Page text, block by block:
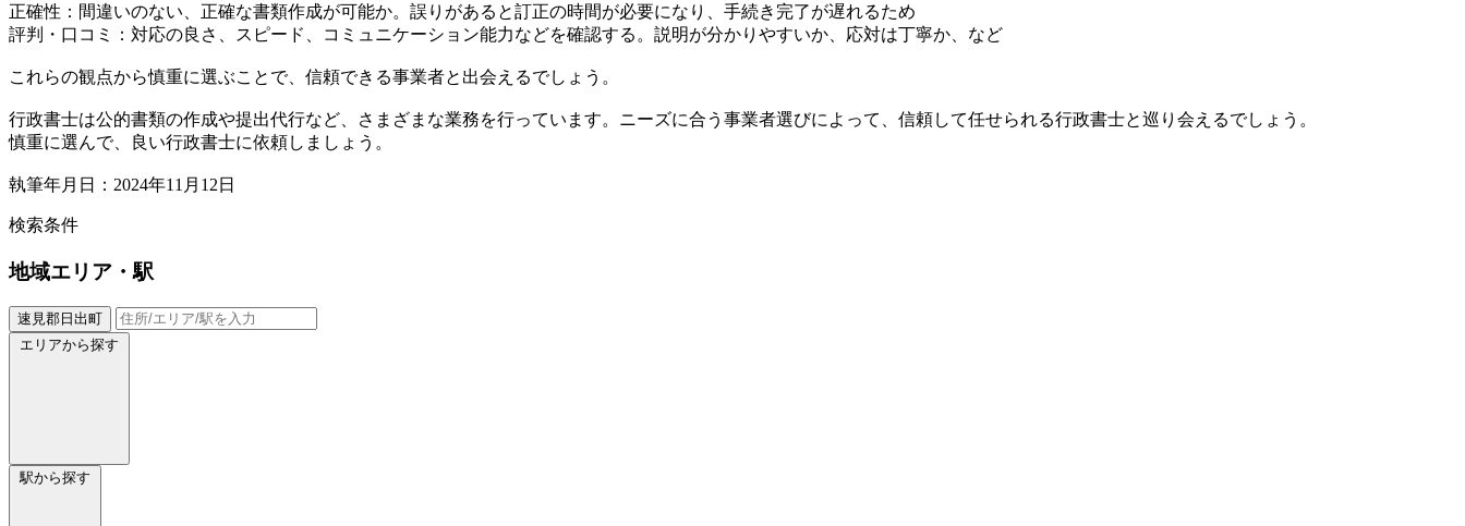
正確性：間違いのない、正確な書類作成が可能か。誤りがあると訂正の時間が必要になり、手続き完了が遅れるため
評判・口コミ：対応の良さ、スピード、コミュニケーション能力などを確認する。説明が分かりやすいか、応対は丁寧か、など
これらの観点から慎重に選ぶことで、信頼できる事業者と出会えるでしょう。
行政書士は公的書類の作成や提出代行など、さまざまな業務を行っています。ニーズに合う事業者選びによって、信頼して任せられる行政書士と巡り会えるでしょう。
慎重に選んで、良い行政書士に依頼しましょう。
執筆年月日：2024年11月12日
検索条件
地域エリア・駅
速見郡日出町
エリアから探す
駅から探す